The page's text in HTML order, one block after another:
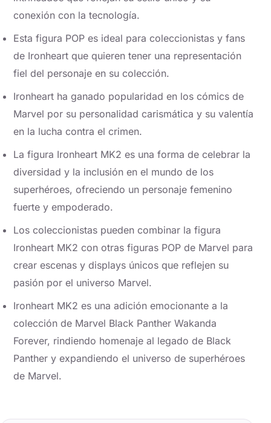
conexión con la tecnología.
Esta figura POP es ideal para coleccionistas y fans
de Ironheart que quieren tener una representación
fiel del personaje en su colección.
Ironheart ha ganado popularidad en los cómics de
Marvel por su personalidad carismática y su valentía
en la lucha contra el crimen.
La figura Ironheart MK2 es una forma de celebrar la
diversidad y la inclusión en el mundo de los
superhéroes, ofreciendo un personaje femenino
fuerte y empoderado.
Los coleccionistas pueden combinar la figura
Ironheart MK2 con otras figuras POP de Marvel para
crear escenas y displays únicos que reflejen su
pasión por el universo Marvel.
Ironheart MK2 es una adición emocionante a la
colección de Marvel Black Panther Wakanda
Forever, rindiendo homenaje al legado de Black
Panther y expandiendo el universo de superhéroes
de Marvel.